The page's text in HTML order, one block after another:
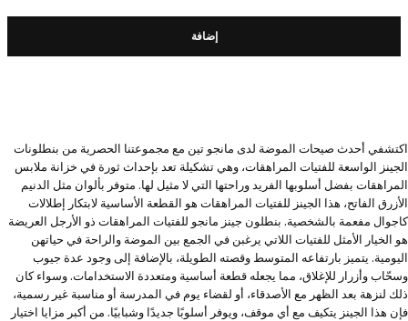
إضافة
اكتشفي أحدث صيحات الموضة لدى مانجو تين مع مجموعتنا الحصرية من بنطلونات
الجينز الواسعة للفتيات المراهقات، وهي تشكيلة تعد بإحداث ثورة في خزانة ملابس
المراهقات بفضل أسلوبها الفريد وراحتها التي لا مثيل لها. متوفر بألوان مثل الدنيم
الأزرق الفاتح، هذا الجينز للفتيات المراهقات هو القطعة الأساسية لابتكار إطلالات
كاجوال مفعمة بالشخصية. بنطلون جينز مانجو للفتيات المراهقات ذو الأرجل العريضة
هو الخيار الأمثل للفتيات اللاتي يرغبن في الجمع بين الموضة والراحة في حياتهن
اليومية. يتميز بارتفاعه المتوسط وقصته الطويلة، بالإضافة إلى وجود عدة جيوب
وسحّاب وأزرار للإغلاق، مما يجعله قطعة أساسية ومتعددة الاستخدامات. وسواء كان
ذلك لنزهة بعد الظهر مع الأصدقاء، أو لقضاء يوم في المدرسة أو مناسبة غير رسمية،
فإن هذا الجينز يتكيف مع أي موقف، ويوفر أسلوبًا جديدًا وشبابيًا. من أكبر مزايا اختيار